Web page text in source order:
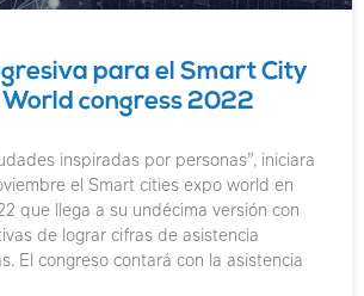
para el Smart City
World congress 2022
inspiradas por personas”, iniciara
el Smart cities expo world en
que llega a su undécima versión con
de lograr cifras de asistencia
El congreso contará con la asistencia